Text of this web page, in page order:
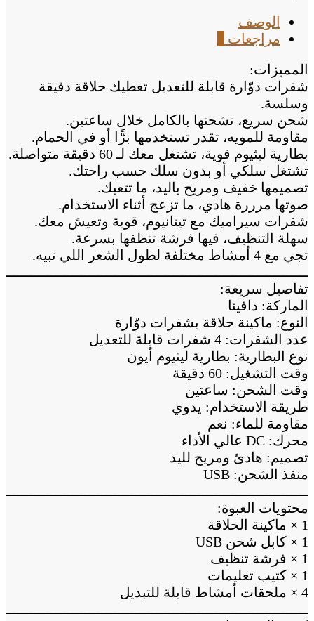
الوصف
مراجعات
المميزات:
شفرات دوّارة قابلة للتعديل تعطيك حلاقة دقيقة
وسلسة.
شحن سريع، تشحنها بالكامل خلال ساعتين.
مقاومة للمويه، تقدر تستخدمها برًّا أو في الحمام.
بطارية ليثيوم قوية، تشتغل معك لـ 60 دقيقة متواصلة.
تشتغل سلكي أو بدون سلك حسب راحتك.
تصميمها خفيف ومريح باليد، ما تتعبك.
صوتها مرررة هادي، ما تزعج أثناء الاستخدام.
شفرات سيراميك مع تيتانيوم، قوية وتعيش معك.
سهلة التنظيف، فيها فرشة تنظفها بسرعة.
تجي مع 4 أمشاط مختلفة لطول الشعر اللي تبيه.
تفاصيل سريعة:
الماركة: دافينا
النوع: ماكينة حلاقة بشفرات دوّارة
عدد الشفرات: 4 شفرات قابلة للتعديل
نوع البطارية: بطارية ليثيوم أيون
وقت التشغيل: 60 دقيقة
وقت الشحن: ساعتين
طريقة الاستخدام: يدوي
مقاومة للماء: نعم
محرك: DC عالي الأداء
تصميم: هادئ ومريح لليد
منفذ الشحن: USB
محتويات العبوة:
1 × ماكينة الحلاقة
1 × كابل شحن USB
1 × فرشة تنظيف
1 × كتيب تعليمات
4 × ملحقات أمشاط قابلة للتبديل